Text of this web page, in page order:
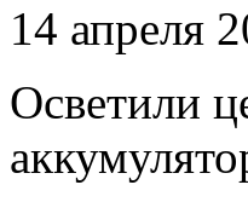
14 апреля
Осветили